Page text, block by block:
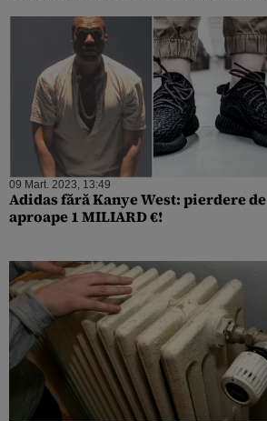
Agriculturii
09 Mart. 2023, 13:49
Adidas fără Kanye West: pierdere de
aproape 1 MILIARD €!